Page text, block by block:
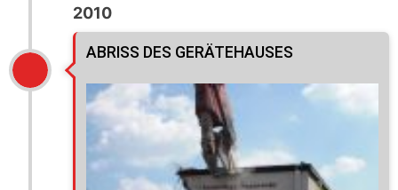
2010
ABRISS DES GERÄTEHAUSES